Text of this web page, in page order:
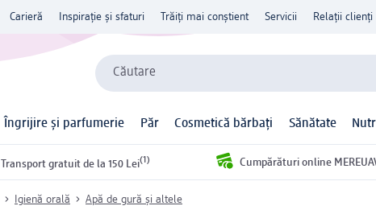
Carieră Inspirație și sfaturi Trăiți mai conștient Servicii Relații clienți
Căutare
Îngrijire și parfumerie Păr Cosmetică bărbați Sănătate
Transport gratuit de la 150 Lei(1) Cumpărături online
Igienă orală Apă de gură și altele